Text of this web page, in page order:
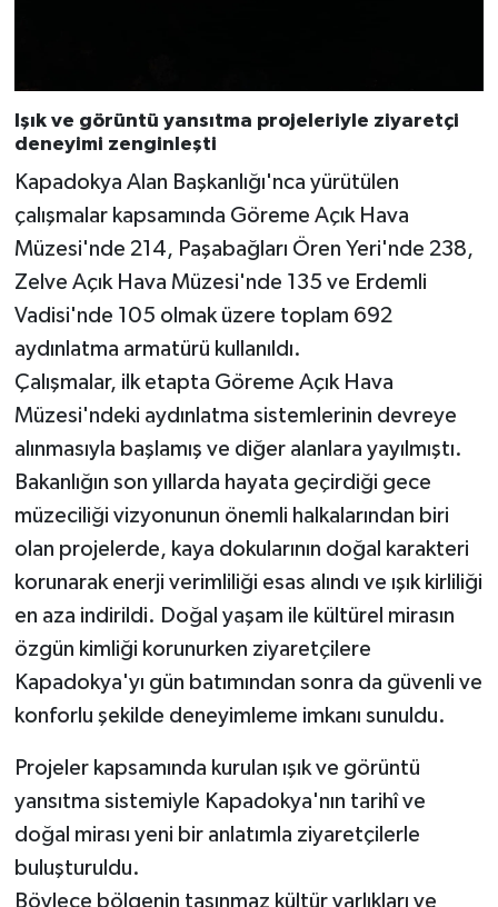
Işık ve görüntü yansıtma projeleriyle ziyaretçi
deneyimi zenginleşti
Kapadokya Alan Başkanlığı'nca yürütülen
çalışmalar kapsamında Göreme Açık Hava
Müzesi'nde 214, Paşabağları Ören Yeri'nde 238,
Zelve Açık Hava Müzesi'nde 135 ve Erdemli
Vadisi'nde 105 olmak üzere toplam 692
aydınlatma armatürü kullanıldı.
Çalışmalar, ilk etapta Göreme Açık Hava
Müzesi'ndeki aydınlatma sistemlerinin devreye
alınmasıyla başlamış ve diğer alanlara yayılmıştı.
Bakanlığın son yıllarda hayata geçirdiği gece
müzeciliği vizyonunun önemli halkalarından biri
olan projelerde, kaya dokularının doğal karakteri
korunarak enerji verimliliği esas alındı ve ışık kirliliği
en aza indirildi. Doğal yaşam ile kültürel mirasın
özgün kimliği korunurken ziyaretçilere
Kapadokya'yı gün batımından sonra da güvenli ve
konforlu şekilde deneyimleme imkanı sunuldu.
Projeler kapsamında kurulan ışık ve görüntü
yansıtma sistemiyle Kapadokya'nın tarihî ve
doğal mirası yeni bir anlatımla ziyaretçilerle
buluşturuldu.
Böylece bölgenin taşınmaz kültür varlıkları ve